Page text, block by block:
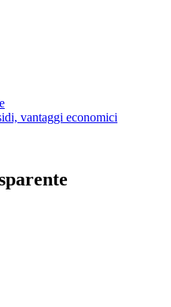
vantaggi economici